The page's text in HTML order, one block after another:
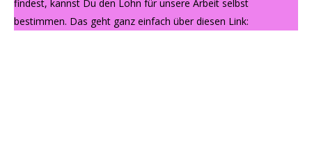
findest, kannst Du den Lohn für unsere Arbeit selbst
bestimmen. Das geht ganz einfach über diesen Link: